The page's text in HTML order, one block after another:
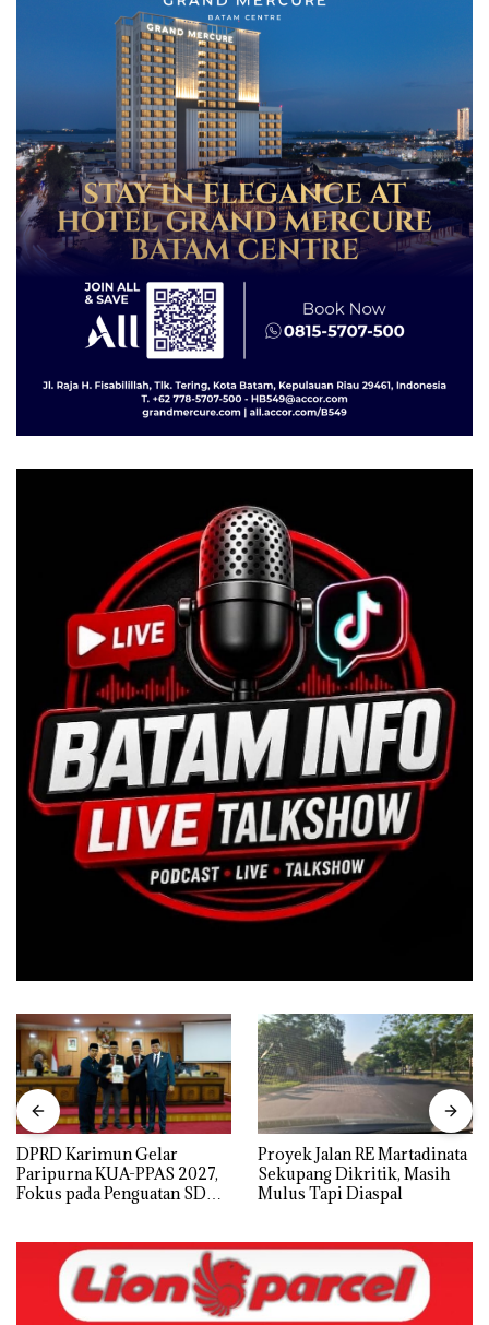
DPRD Karimun Gelar
Paripurna KUA-PPAS 2027,
Fokus pada Penguatan SDM,
Proyek Jalan RE Martadinata
Sekupang Dikritik, Masih
Mulus Tapi Diaspal